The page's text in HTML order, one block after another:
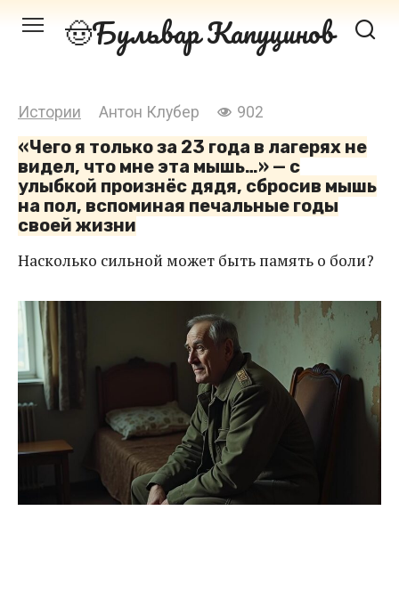
Перейти Бульвар Капуцинов
Истории Антон Клубер 902
«Чего я только за 23 года в лагерях не
видел, что мне эта мышь…» — с
улыбкой произнёс дядя, сбросив мышь
на пол, вспоминая печальные годы
своей жизни
Насколько сильной может быть память о боли?